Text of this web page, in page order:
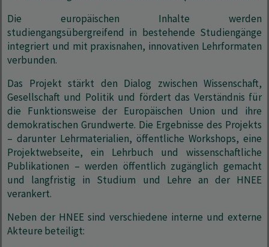
Die europäischen Inhalte werden
studiengangsübergreifend in bestehende Studiengänge
integriert und mit praxisnahen, innovativen Lehrformaten
verbunden.
Das Projekt stärkt den Dialog zwischen Wissenschaft,
Gesellschaft und Politik und fördert das Verständnis für
die Funktionsweise der Europäischen Union und ihre
demokratischen Grundwerte. Die Ergebnisse des Projekts
– darunter Lehrmaterialien, öffentliche Workshops, eine
Projektwebseite, ein Lehrbuch und wissenschaftliche
Publikationen – werden öffentlich zugänglich gemacht
und langfristig in Studium und Lehre an der HNEE
verankert.
Neben der HNEE sind verschiedene interne und externe
Akteure beteiligt: